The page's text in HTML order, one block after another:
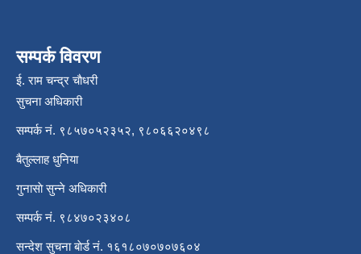
सम्पर्क विवरण
ई. राम चन्द्र चाैधरी
सुचना अधिकारी
सम्पर्क नं. ९८५७०५२३५२, ९८०६६२०४९८
बैतुल्लाह धुनिया
गुनासाे सुन्ने अधिकारी
सम्पर्क नं. ९८४७०२३४०८
सन्देश सुचना बाेर्ड नं. १६१८०७०७०७६०४